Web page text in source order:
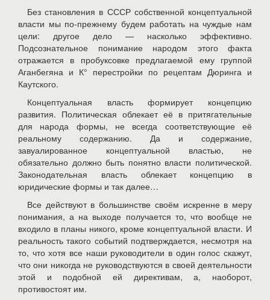
Без становления в СССР собственной концептуальной
власти мы по-прежнему будем работать на чуждые нам
цели: другое дело — насколько эффективно.
Подсознательное понимание народом этого факта
отражается в пробуксовке предлагаемой ему группой
Аганбегяна и К° перестройки по рецептам Дюринга и
Каутского.
Концептуальная власть формирует концепцию
развития. Политическая облекает её в притягательные
для народа формы, не всегда соответствующие её
реальному содержанию. Да и содержание,
завуалированное концептуальной властью, не
обязательно должно быть понятно власти политической.
Законодательная власть облекает концепцию в
юридические формы и так далее…
Все действуют в большинстве своём искренне в меру
понимания, а на выходе получается то, что вообще не
входило в планы никого, кроме концептуальной власти. И
реальность такого событий подтверждается, несмотря на
то, что хотя все наши руководители в один голос скажут,
что они никогда не руководствуются в своей деятельности
этой и подобной ей директивам, а, наоборот,
противостоят им.